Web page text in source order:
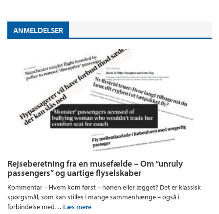
ANMELDELSER
Rejseberetning fra en musefælde – Om “unruly
passengers” og uartige flyselskaber
Kommentar – Hvem kom først – hønen eller ægget? Det er klassisk
spørgsmål, som kan stilles i mange sammenhænge – også i
forbindelse med… Læs mere